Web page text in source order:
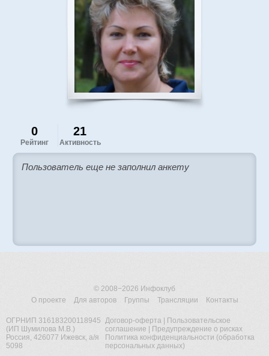
0
Рейтинг
21
Активность
Пользователь еще не заполнил анкету
© 2008−2026 Инфоклуб
О проекте
Для авторов Группы Трансляции Контакты
ОГРНИП 316183200118945
(ИП Шумилова М.В.)
Россия, 426077 Ижевск, а/я
5098
Договор-оферта|
Пользовательское
соглашение
Предупреждение о рисках
Политика конфиденциальности (обработка
персональных данных)